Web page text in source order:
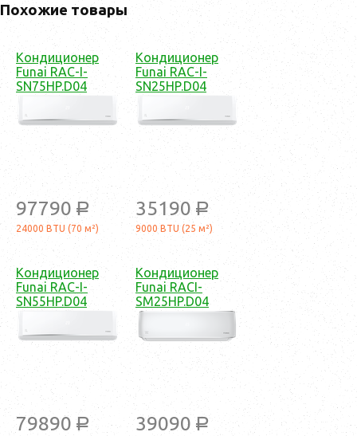
Похожие товары
Кондиционер
Funai RAC-I-
SN75HP.D04
97790 a
24000 BTU (70 м²)
Кондиционер
Funai RAC-I-
SN25HP.D04
35190 a
9000 BTU (25 м²)
Кондиционер
Funai RAC-I-
SN55HP.D04
79890 a
Кондиционер
Funai RACI-
SM25HP.D04
39090 a